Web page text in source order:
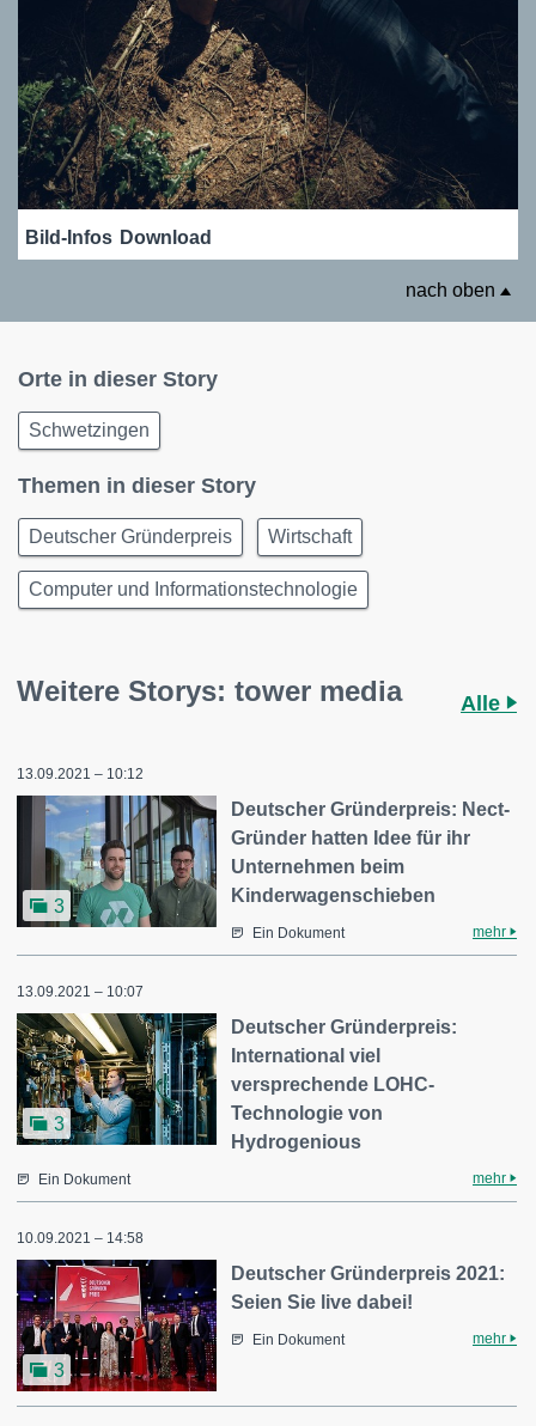
Bild-Infos Download
nach oben
Orte in dieser Story
Schwetzingen
Themen in dieser Story
Deutscher Gründerpreis Wirtschaft
Computer und Informationstechnologie
Weitere Storys: tower media Alle
13.09.2021 – 10:12
3
Deutscher Gründerpreis: Nect-
Gründer hatten Idee für ihr
Unternehmen beim
Kinderwagenschieben
Ein Dokument mehr
13.09.2021 – 10:07
3
Deutscher Gründerpreis:
International viel
versprechende LOHC-
Technologie von
Hydrogenious
Ein Dokument mehr
10.09.2021 – 14:58
3
Deutscher Gründerpreis 2021:
Seien Sie live dabei!
Ein Dokument mehr